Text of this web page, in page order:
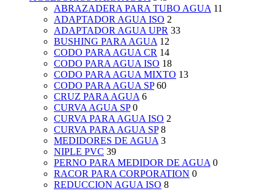
ABRAZADERA PARA TUBO AGUA 11
ADAPTADOR AGUA ISO 2
ADAPTADOR AGUA UPR 33
BUSHING PARA AGUA 12
CODO PARA AGUA CR 14
CODO PARA AGUA ISO 18
CODO PARA AGUA MIXTO 13
CODO PARA AGUA SP 60
CRUZ PARA AGUA 6
CURVA AGUA SP 0
CURVA PARA AGUA ISO 2
CURVA PARA AGUA SP 8
MEDIDORES DE AGUA 3
NIPLE PVC 39
PERNO PARA MEDIDOR DE AGUA 0
RACOR PARA CORPORATION 0
REDUCCION AGUA ISO 8